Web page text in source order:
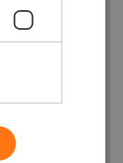
fase,
bidra til å
er en
er et av
norsk